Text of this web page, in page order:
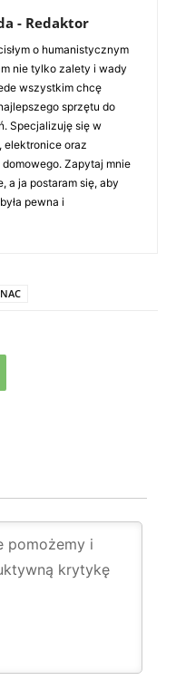
- Redaktor
o humanistycznym
nie tylko zalety i wady
wszystkim chcę
sprzętu do
Specjalizuję się w
elektronice oraz
Zapytaj mnie
a ja postaram się, aby
pewna i
NAC